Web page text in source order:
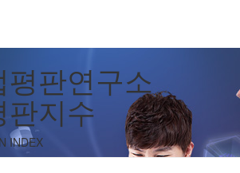
판연구소
판지수
INDEX